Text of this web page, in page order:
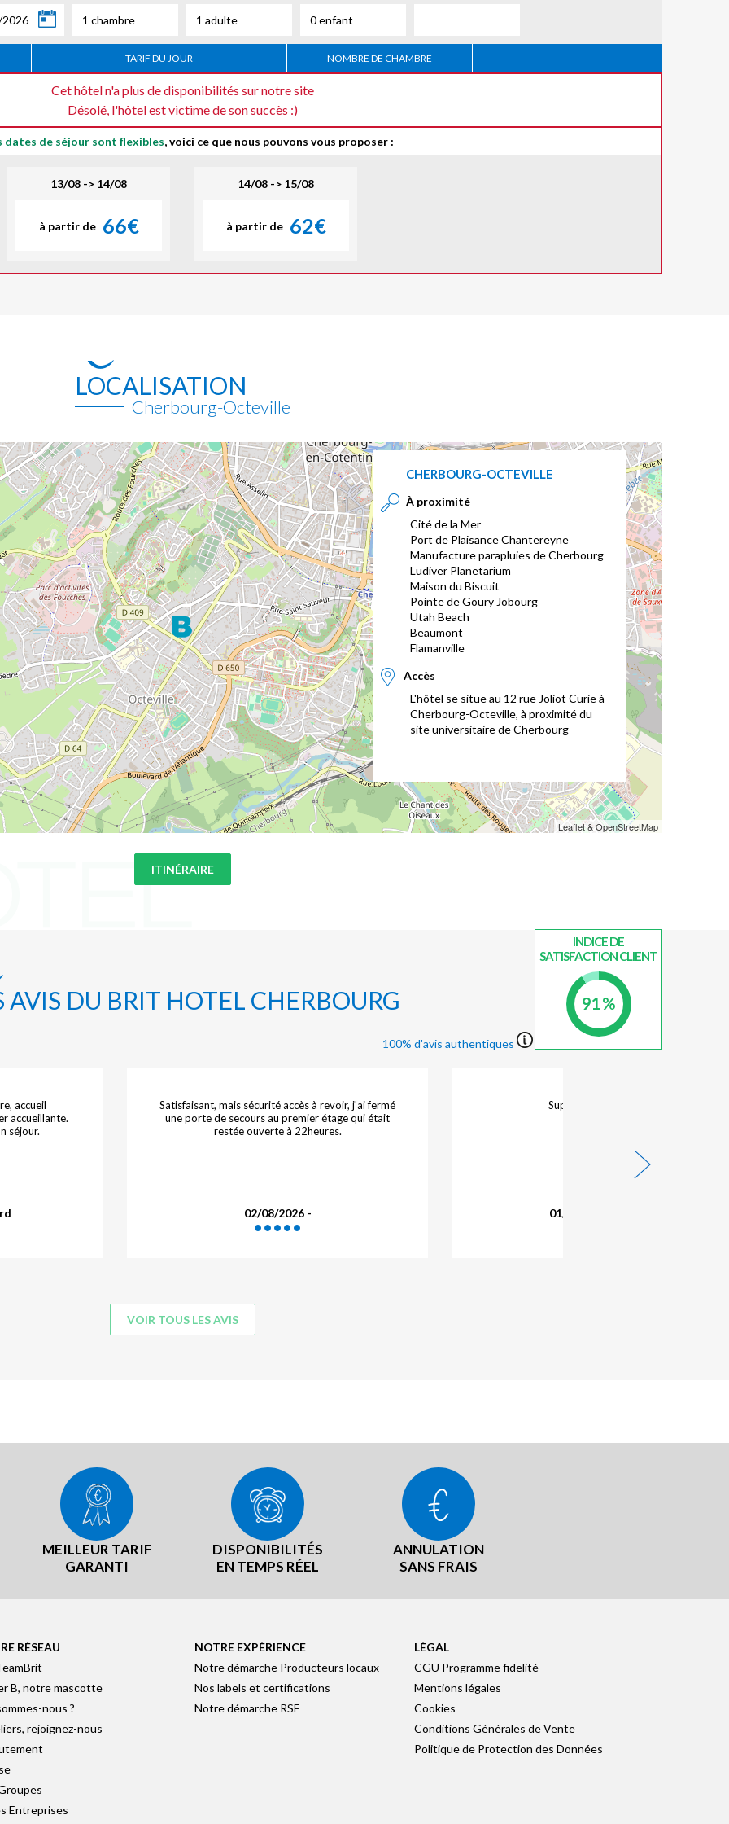
1 chambre 1 adulte 0 enfant
TARIF DU JOUR NOMBRE DE CHAMBRE
Cet hôtel n'a plus de disponibilités sur notre site
Désolé, l'hôtel est victime de son succès :)
dates de séjour sont flexibles, voici ce que nous pouvons vous proposer :
13/08 -> 14/08
à partir de 66€
14/08 -> 15/08
à partir de 62€
LOCALISATION
Cherbourg-Octeville
Leaflet & OpenStreetMap
ITINÉRAIRE
CHERBOURG-OCTEVILLE
À proximité
Cité de la Mer
Port de Plaisance Chantereyne
Manufacture parapluies de Cherbourg
Ludiver Planetarium
Maison du Biscuit
Pointe de Goury Jobourg
Utah Beach
Beaumont
Flamanville
Accès
L'hôtel se situe au 12 rue Joliot Curie à
Cherbourg-Octeville, à proximité du
site universitaire de Cherbourg
AVIS DU BRIT HOTEL CHERBOURG
100% d'avis authentiques
INDICE DE
SATISFACTION CLIENT
91 %
accueil
accueillante.
séjour.
Satisfaisant, mais sécurité accès à revoir, j'ai fermé
une porte de secours au premier étage qui était
restée ouverte à 22heures.
02/08/2026 -
Super bien passer nikel
01/08/2026 - Leclerc
VOIR TOUS LES AVIS
MEILLEUR TARIF
GARANTI
DISPONIBILITÉS
EN TEMPS RÉEL
ANNULATION
SANS FRAIS
RÉSEAU
B, notre mascotte
nous ?
rejoignez-nous
Entreprises
NOTRE EXPÉRIENCE
Notre démarche Producteurs locaux
Nos labels et certifications
Notre démarche RSE
LÉGAL
CGU Programme fidelité
Mentions légales
Cookies
Conditions Générales de Vente
Politique de Protection des Données